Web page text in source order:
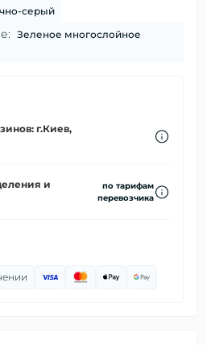
серый
Зеленое многослойное
г.Киев,
и
по тарифам
перевозчика